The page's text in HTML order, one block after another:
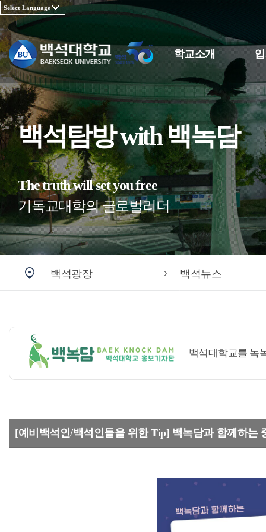
학교소개
백석탐방 with 백녹담
The truth will set you free
기독교대학의 글로벌리더
백석광장 백석뉴스
백석대학교를 녹
[예비백석인/백석인들을 위한 Tip] 백녹담과 함께하는